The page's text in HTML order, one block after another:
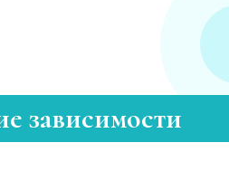
зависимости